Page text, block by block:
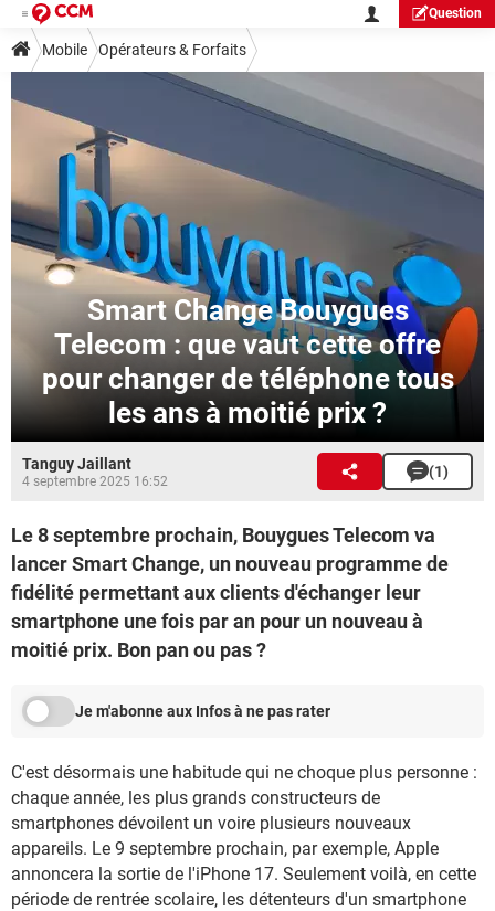
Question
Mobile Opérateurs & Forfaits
Smart Change Bouygues
Telecom : que vaut cette offre
pour changer de téléphone tous
les ans à moitié prix ?
Tanguy Jaillant
4 septembre 2025 16:52
(1)
Le 8 septembre prochain, Bouygues Telecom va
lancer Smart Change, un nouveau programme de
fidélité permettant aux clients d'échanger leur
smartphone une fois par an pour un nouveau à
moitié prix. Bon pan ou pas ?
Je m'abonne aux Infos à ne pas rater
C'est désormais une habitude qui ne choque plus personne :
chaque année, les plus grands constructeurs de
smartphones dévoilent un voire plusieurs nouveaux
appareils. Le 9 septembre prochain, par exemple, Apple
annoncera la sortie de l'iPhone 17. Seulement voilà, en cette
période de rentrée scolaire, les détenteurs d'un smartphone